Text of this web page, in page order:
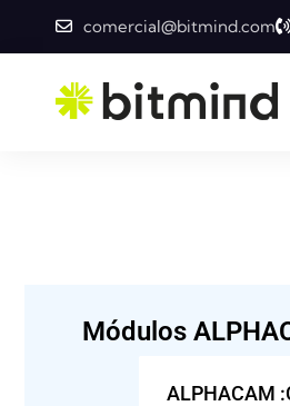
comercial@bitmind.com
Módulos
ALPHACAM :Coreㅤ